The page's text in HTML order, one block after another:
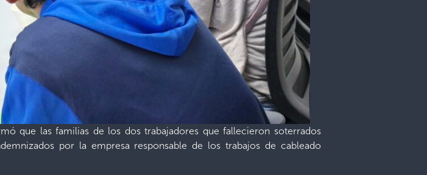
que las familias de los dos trabajadores que fallecieron soterrados
por la empresa responsable de los trabajos de cableado